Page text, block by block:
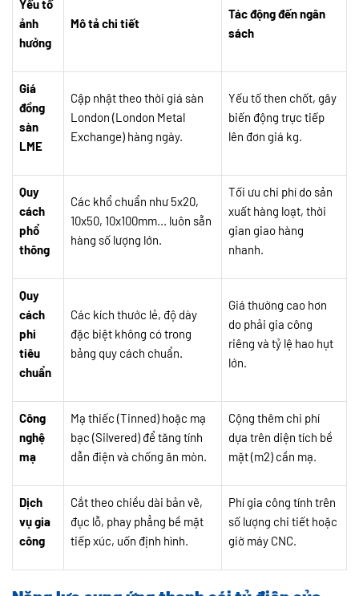
Yếu tố
ảnh
hưởng
Mô tả chi tiết
Tác động đến ngân
sách
Giá
đồng
sàn
LME
Cập nhật theo thời giá sàn
London (London Metal
Exchange) hàng ngày.
Yếu tố then chốt, gây
biến động trực tiếp
lên đơn giá kg.
Quy
cách
phổ
thông
Các khổ chuẩn như 5x20,
10x50, 10x100mm... luôn sẵn
hàng số lượng lớn.
Tối ưu chi phí do sản
xuất hàng loạt, thời
gian giao hàng
nhanh.
Quy
cách
phi
tiêu
chuẩn
Các kích thước lẻ, độ dày
đặc biệt không có trong
bảng quy cách chuẩn.
Giá thường cao hơn
do phải gia công
riêng và tỷ lệ hao hụt
lớn.
Công
nghệ
mạ
Mạ thiếc (Tinned) hoặc mạ
bạc (Silvered) để tăng tính
dẫn điện và chống ăn mòn.
Cộng thêm chi phí
dựa trên diện tích bề
mặt (m2) cần mạ.
Dịch
vụ gia
công
Cắt theo chiều dài bản vẽ,
đục lỗ, phay phẳng bề mặt
tiếp xúc, uốn định hình.
Phí gia công tính trên
số lượng chi tiết hoặc
giờ máy CNC.